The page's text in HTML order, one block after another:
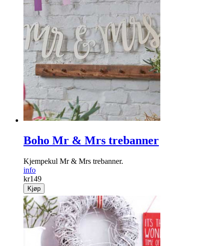
Boho Mr & Mrs trebanner
Kjempekul Mr & Mrs trebanner.
info
kr149
Kjøp